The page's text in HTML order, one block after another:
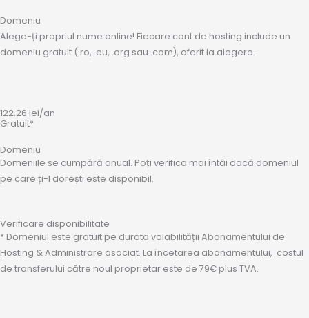
Domeniu
Alege-ți propriul nume online! Fiecare cont de hosting include un
domeniu gratuit (.ro, .eu, .org sau .com), oferit la alegere.
122.26 lei/an
Gratuit*
Domeniu
Domeniile se cumpără anual. Poți verifica mai întâi dacă domeniul
pe care ți-l dorești este disponibil.
Verificare disponibilitate
* Domeniul este gratuit pe durata valabilității Abonamentului de
Hosting & Administrare asociat. La încetarea abonamentului, costul
de transferului către noul proprietar este de 79€ plus TVA.